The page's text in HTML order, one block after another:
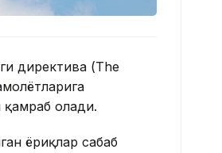
директива (The
олади.
ёриқлар сабаб